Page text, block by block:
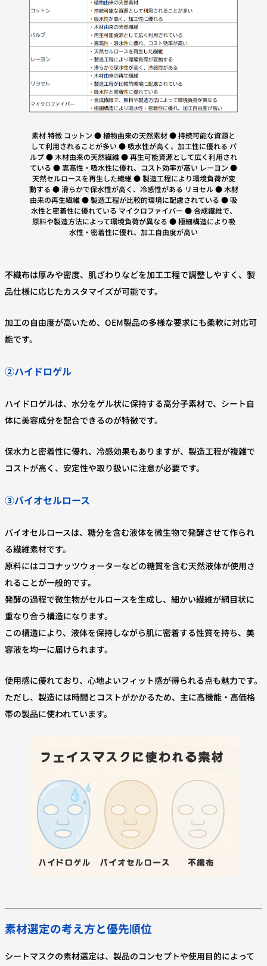
素材 特徴 コットン ● 植物由来の天然素材 ● 持続可能な資源と
して利用されることが多い ● 吸水性が高く、加工性に優れる パ
ルプ ● 木材由来の天然繊維 ● 再生可能資源として広く利用され
ている ● 嵩高性・吸水性に優れ、コスト効率が高い レーヨン ●
天然セルロースを再生した繊維 ● 製造工程により環境負荷が変
動する ● 滑らかで保水性が高く、冷感性がある リヨセル ● 木材
由来の再生繊維 ● 製造工程が比較的環境に配慮されている ● 吸
水性と密着性に優れている マイクロファイバー ● 合成繊維で、
原料や製造方法によって環境負荷が異なる ● 極細構造により吸
水性・密着性に優れ、加工自由度が高い
不織布は厚みや密度、肌ざわりなどを加工工程で調整しやすく、製
品仕様に応じたカスタマイズが可能です。
加工の自由度が高いため、OEM製品の多様な要求にも柔軟に対応可
能です。
②ハイドロゲル
ハイドロゲルは、水分をゲル状に保持する高分子素材で、シート自
体に美容成分を配合できるのが特徴です。
保水力と密着性に優れ、冷感効果もありますが、製造工程が複雑で
コストが高く、安定性や取り扱いに注意が必要です。
③バイオセルロース
バイオセルロースは、糖分を含む液体を微生物で発酵させて作られ
る繊維素材です。
原料にはココナッツウォーターなどの糖質を含む天然液体が使用さ
れることが一般的です。
発酵の過程で微生物がセルロースを生成し、細かい繊維が網目状に
重なり合う構造になります。
この構造により、液体を保持しながら肌に密着する性質を持ち、美
容液を均一に届けられます。
使用感に優れており、心地よいフィット感が得られる点も魅力です。
ただし、製造には時間とコストがかかるため、主に高機能・高価格
帯の製品に使われています。
素材選定の考え方と優先順位
シートマスクの素材選定は、製品のコンセプトや使用目的によって